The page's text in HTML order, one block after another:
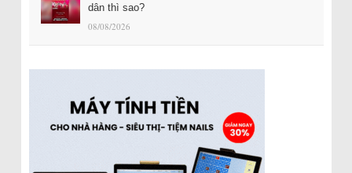
dân thì sao?
08/08/2026